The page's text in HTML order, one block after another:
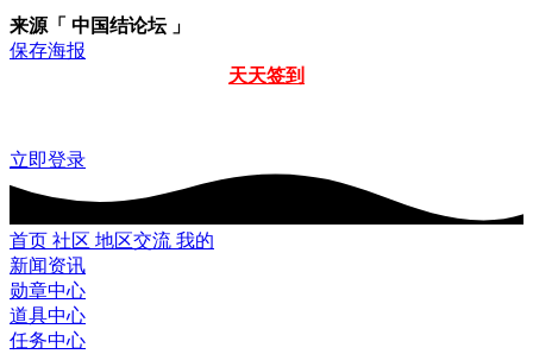
来源「 中国结论坛 」
保存海报
天天签到
立即登录
首页 社区 地区交流 我的
新闻资讯
勋章中心
道具中心
任务中心